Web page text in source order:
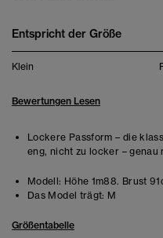
Entspricht der Größe
Klein
Bewertungen Lesen
Lockere Passform – die
eng, nicht zu locker – genau
Modell: Höhe 1m88. Brust
Das Model trägt: M
Größentabelle